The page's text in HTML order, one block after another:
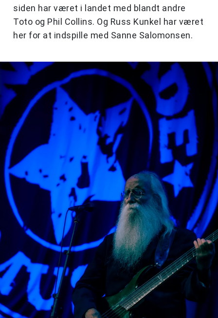
siden har været i landet med blandt andre
Toto og Phil Collins. Og Russ Kunkel har været
her for at indspille med Sanne Salomonsen.